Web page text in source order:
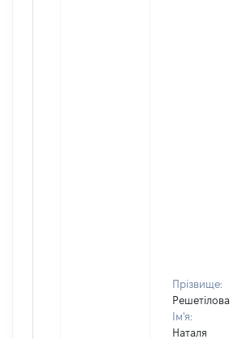
Прізвище:
Решетілова
Ім'я:
Наталя